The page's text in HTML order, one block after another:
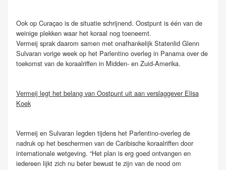
Ook op Curaçao is de situatie schrijnend. Oostpunt is één van de
weinige plekken waar het koraal nog toeneemt.
Vermeij sprak daarom samen met onafhankelijk Statenlid Glenn
Sulvaran vorige week op het Parlentino overleg in Panama over de
toekomst van de koraalriffen in Midden- en Zuid-Amerika.
Vermeij legt het belang van Oostpunt uit aan verslaggever Elisa
Koek
Vermeij en Sulvaran legden tijdens het Parlentino-overleg de
nadruk op het beschermen van de Caribische koraalriffen door
internationale wetgeving. “Het plan is erg goed ontvangen en
iedereen lijkt zich nu beter bewust te zijn van de nood om